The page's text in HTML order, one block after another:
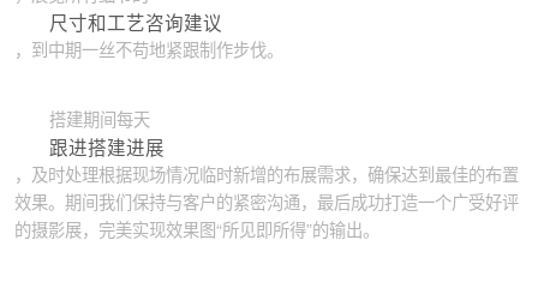
尺寸和工艺咨询建议
，到中期一丝不苟地紧跟制作步伐。
搭建期间每天
跟进搭建进展
，及时处理根据现场情况临时新增的布展需求，确保达到最佳的布置
效果。期间我们保持与客户的紧密沟通，最后成功打造一个广受好评
的摄影展，完美实现效果图“所见即所得”的输出。